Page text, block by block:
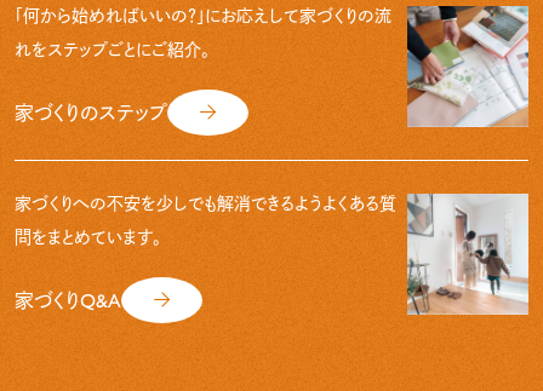
「何から始めればいいの？」にお応えして家づくりの流
れをステップごとにご紹介。
家づくりのステップ
家づくりへの不安を少しでも解消できるようよくある質
問をまとめています。
家づくりQ&A